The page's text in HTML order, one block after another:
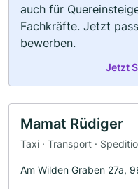
auch für
Fachkräfte. Jetzt
bewerben.
Jetzt
Mamat Rüdiger
Taxi · Transport ·
Am Wilden Graben 27a,